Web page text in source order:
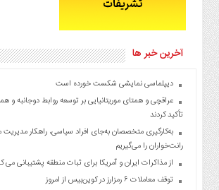
آخرین خبر ها
دیپلماسی نمایشی شکست خورده است
عراقچی و همتای موریتانیایی بر توسعه روابط دوجانبه و
تأکید کردند
به‌کارگیری متخصصان به‌جای افراد سیاسی، راهکار
رانت‌خواران را می‌گیریم
از مذاکرات ایران و آمریکا برای ثبات منطقه پشتیبانی می
توقف معاملات ۶ رمزارز در کوین‌بیس از امروز